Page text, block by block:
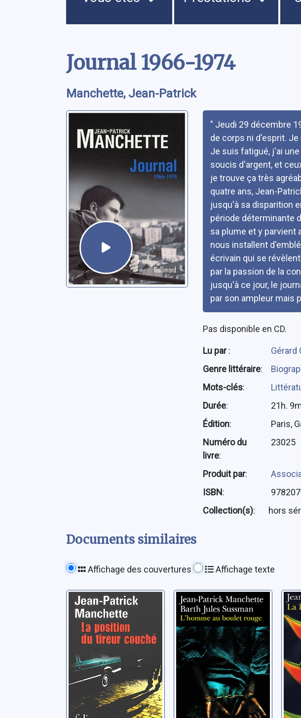
Journal 1966-1974
Manchette, Jean-Patrick
" Jeudi 29 décembre
de corps ni d'esprit.
Je suis fatigué, j'ai
soucis d'argent, et
je trouve ça très
quatre ans, Jean-
jusqu'à sa disparition
période déterminante
sa plume et y parvient
nous installent
écrivain qui se
par la passion de la
jusqu'à ce jour, le
par son ampleur mais
Pas disponible en CD.
Lu par:
Gérard
Genre littéraire:
Mots-clés:
Durée:
21h.
Édition:
Paris,
Numéro du
livre:
23025
Produit par:
ISBN:
Collection(s): hors
Documents similaires
Affichage des couvertures Affichage texte
La position du
tireur couché
Manchette, Jean-
Patrick
L'homme au
boulet rouge
Manchette, Jean-
Patrick
La